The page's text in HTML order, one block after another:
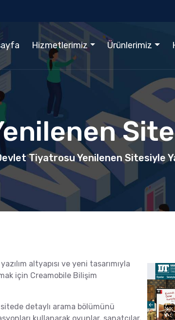
Hizmetlerimiz Ürünlerimiz
Tiyatrosu Yenilenen Sitesiyle
altyapısı ve yeni tasarımıyla
için Creamobile Bilişim
detaylı arama bölümünü